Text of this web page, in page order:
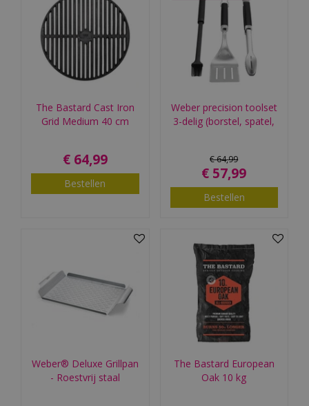
The Bastard Cast Iron
Grid Medium 40 cm
€ 64,99
Bestellen
Weber precision toolset
3-delig (borstel, spatel,
€64,99
€ 57,99
Bestellen
Weber® Deluxe Grillpan
- Roestvrij staal
The Bastard European
Oak 10 kg